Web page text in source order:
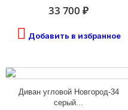
33 700 ₽
Добавить в избранное
Диван угловой Новгород-34
серый...